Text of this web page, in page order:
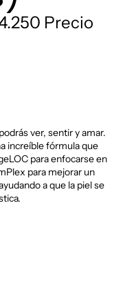
Precio
ver, sentir y amar.
increíble fórmula que
para enfocarse en
para mejorar un
a que la piel se